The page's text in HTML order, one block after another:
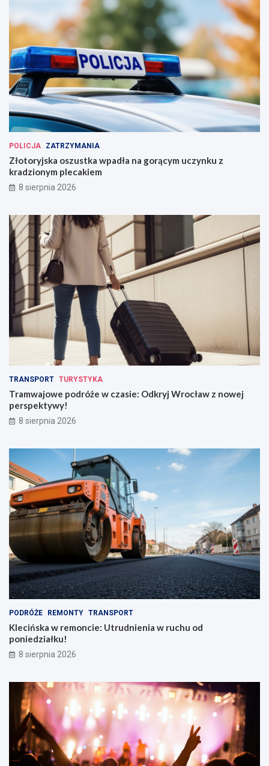
POLICJA ZATRZYMANIA
Złotoryjska oszustka wpadła na gorącym uczynku z
kradzionym plecakiem
8 sierpnia 2026
TRANSPORT TURYSTYKA
Tramwajowe podróże w czasie: Odkryj Wrocław z nowej
perspektywy!
8 sierpnia 2026
PODRÓŻE REMONTY TRANSPORT
Klecińska w remoncie: Utrudnienia w ruchu od
poniedziałku!
8 sierpnia 2026